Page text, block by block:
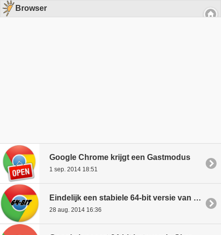
Browser
Google Chrome krijgt een Gastmodus
1 sep. 2014 18:51
Eindelijk een stabiele 64-bit versie van Chrome
28 aug. 2014 16:36